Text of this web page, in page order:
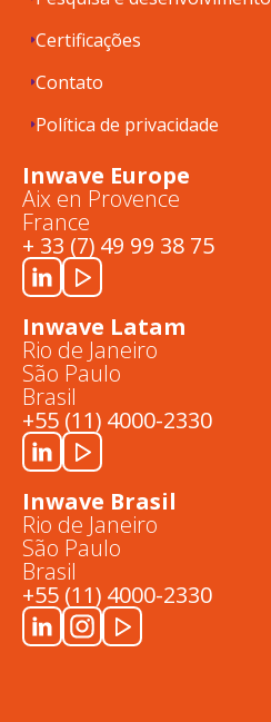
Certificações
Contato
Política de privacidade
Inwave Europe
Aix en Provence
France
+ 33 (7) 49 99 38 75
Inwave Latam
Rio de Janeiro
São Paulo
Brasil
+55 (11) 4000-2330
Inwave Brasil
Rio de Janeiro
São Paulo
Brasil
+55 (11) 4000-2330